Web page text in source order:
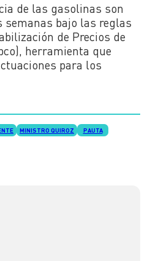
de las gasolinas son
bajo las reglas
de Precios de
herramienta que
para los
MINISTRO QUIROZ
PAUTA